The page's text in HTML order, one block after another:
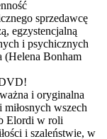
sprzedawcę
egzystencjalną
i psychicznych
(Helena Bonham
i oryginalna
wszech
Elordi w roli
i szaleństwie, w